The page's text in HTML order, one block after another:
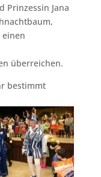
Prinzessin Jana
überreichen.
bestimmt